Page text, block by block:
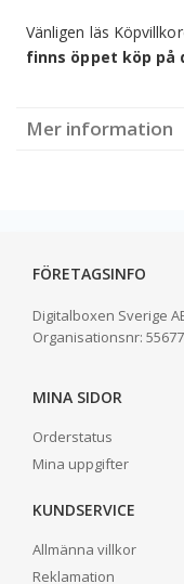
Vänligen läs
finns öppet köp på
Mer information
FÖRETAGSINFO
Digitalboxen Sverige
Organisationsnr:
MINA SIDOR
Orderstatus
Mina uppgifter
KUNDSERVICE
Allmänna villkor
Reklamation